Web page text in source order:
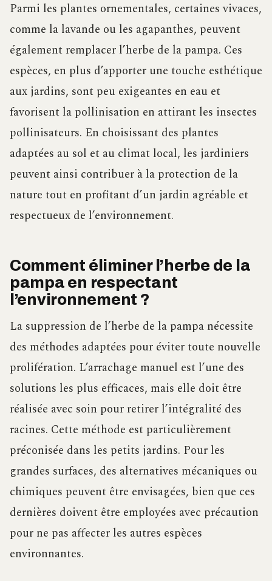
Parmi les plantes ornementales, certaines vivaces,
comme la lavande ou les agapanthes, peuvent
également remplacer l’herbe de la pampa. Ces
espèces, en plus d’apporter une touche esthétique
aux jardins, sont peu exigeantes en eau et
favorisent la pollinisation en attirant les insectes
pollinisateurs. En choisissant des plantes
adaptées au sol et au climat local, les jardiniers
peuvent ainsi contribuer à la protection de la
nature tout en profitant d’un jardin agréable et
respectueux de l’environnement.
Comment éliminer l’herbe de la
pampa en respectant
l’environnement ?
La suppression de l’herbe de la pampa nécessite
des méthodes adaptées pour éviter toute nouvelle
prolifération. L’arrachage manuel est l’une des
solutions les plus efficaces, mais elle doit être
réalisée avec soin pour retirer l’intégralité des
racines. Cette méthode est particulièrement
préconisée dans les petits jardins. Pour les
grandes surfaces, des alternatives mécaniques ou
chimiques peuvent être envisagées, bien que ces
dernières doivent être employées avec précaution
pour ne pas affecter les autres espèces
environnantes.